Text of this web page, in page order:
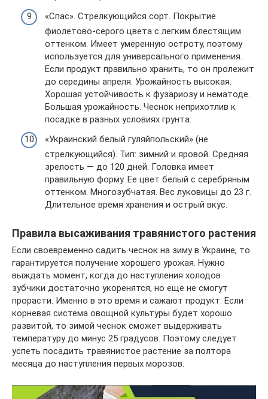
«Спас». Стрелкующийся сорт. Покрытие
фиолетово-серого цвета с легким блестящим
оттенком. Имеет умеренную остроту, поэтому
используется для универсального применения.
Если продукт правильно хранить, то он пролежит
до середины апреля. Урожайность высокая.
Хорошая устойчивость к фузариозу и нематоде.
Большая урожайность. Чеснок неприхотлив к
посадке в разных условиях грунта.
«Украинский белый гуляйпольский» (не
стрелкующийся). Тип: зимний и яровой. Средняя
зрелость — до 120 дней. Головка имеет
правильную форму. Ее цвет белый с серебряным
оттенком. Многозубчатая. Вес луковицы до 23 г.
Длительное время хранения и острый вкус.
Правила высаживания травянистого растения
Если своевременно садить чеснок на зиму в Украине, то
гарантируется получение хорошего урожая. Нужно
выждать момент, когда до наступления холодов
зубчики достаточно укоренятся, но еще не смогут
прорасти. Именно в это время и сажают продукт. Если
корневая система овощной культуры будет хорошо
развитой, то зимой чеснок сможет выдерживать
температуру до минус 25 градусов. Поэтому следует
успеть посадить травянистое растение за полтора
месяца до наступления первых морозов.